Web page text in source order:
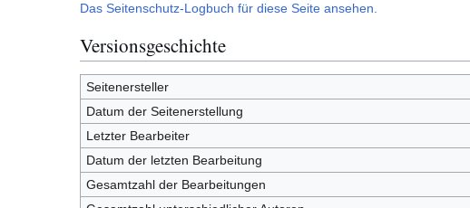
Das Seitenschutz-Logbuch für diese Seite ansehen.
Versionsgeschichte
Seitenersteller
Datum der Seitenerstellung
Letzter Bearbeiter
Datum der letzten Bearbeitung
Gesamtzahl der Bearbeitungen